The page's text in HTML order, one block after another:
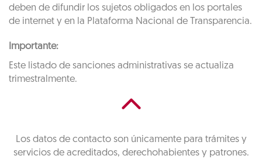
deben de difundir los sujetos obligados en los portales
de internet y en la Plataforma Nacional de Transparencia.
Importante:
Este listado de sanciones administrativas se actualiza
trimestralmente.
Los datos de contacto son únicamente para trámites y
servicios de acreditados, derechohabientes y patrones.